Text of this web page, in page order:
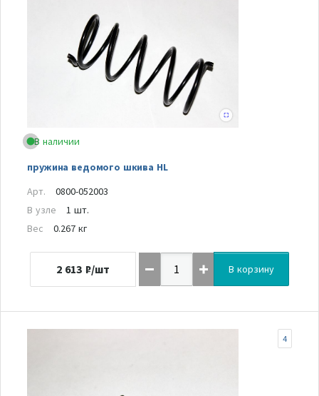
В наличии
пружина ведомого шкива HL
Арт.
0800-052003
В узле
1 шт.
Вес
0.267 кг
2 613 ₽/шт В корзину
4